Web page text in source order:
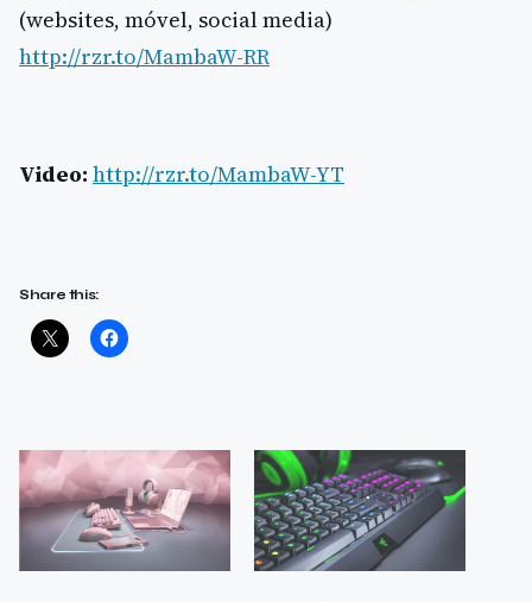
(websites, móvel, social media)
http://rzr.to/MambaW-RR
Video: http://rzr.to/MambaW-YT
Share this: